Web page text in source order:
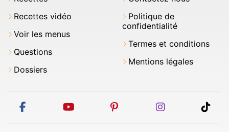
Recettes vidéo
Voir les menus
Questions
Dossiers
Politique de
confidentialité
Termes et conditions
Mentions légales
facebook youtube pinterest instagram